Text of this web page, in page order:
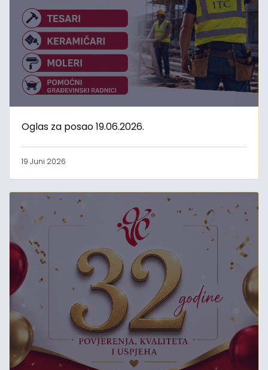
Oglas za posao 19.06.2026.
19 Juni 2026